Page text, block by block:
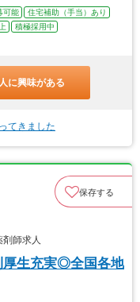
可能
住宅補助（手当）あり
積極採用中
に興味がある
てきました
保存する
師求人
厚生充実◎全国各地